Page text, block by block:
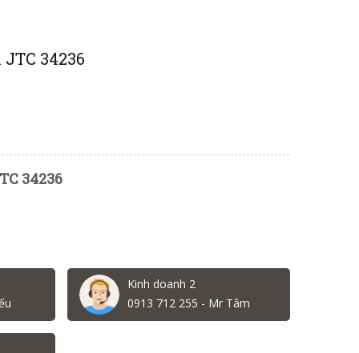
34236
34236
Kinh doanh 2
0913 712 255 - Mr Tâm